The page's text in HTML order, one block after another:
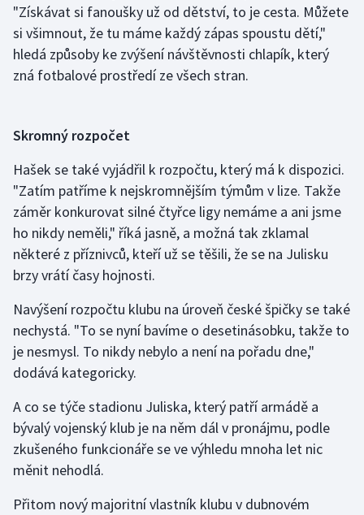
Olympijské hry
Parasport
Ragby
Rychlobruslení
Rychlostní kanoistika
Short track
Sportovní střelba
Stolní tenis
Triatlon
Veslování
Vodní slalom
"Získávat si fanoušky už od dětství, to je cesta. Můžete
si všimnout, že tu máme každý zápas spoustu dětí,"
hledá způsoby ke zvýšení návštěvnosti chlapík, který
zná fotbalové prostředí ze všech stran.
Skromný rozpočet
Hašek se také vyjádřil k rozpočtu, který má k dispozici.
"Zatím patříme k nejskromnějším týmům v lize. Takže
záměr konkurovat silné čtyřce ligy nemáme a ani jsme
ho nikdy neměli," říká jasně, a možná tak zklamal
některé z příznivců, kteří už se těšili, že se na Julisku
brzy vrátí časy hojnosti.
Navýšení rozpočtu klubu na úroveň české špičky se také
nechystá. "To se nyní bavíme o desetinásobku, takže to
je nesmysl. To nikdy nebylo a není na pořadu dne,"
dodává kategoricky.
A co se týče stadionu Juliska, který patří armádě a
bývalý vojenský klub je na něm dál v pronájmu, podle
zkušeného funkcionáře se ve výhledu mnoha let nic
měnit nehodlá.
Přitom nový majoritní vlastník klubu v dubnovém